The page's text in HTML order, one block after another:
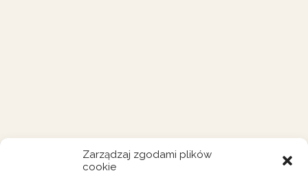
Zarządzaj zgodami plików
cookie